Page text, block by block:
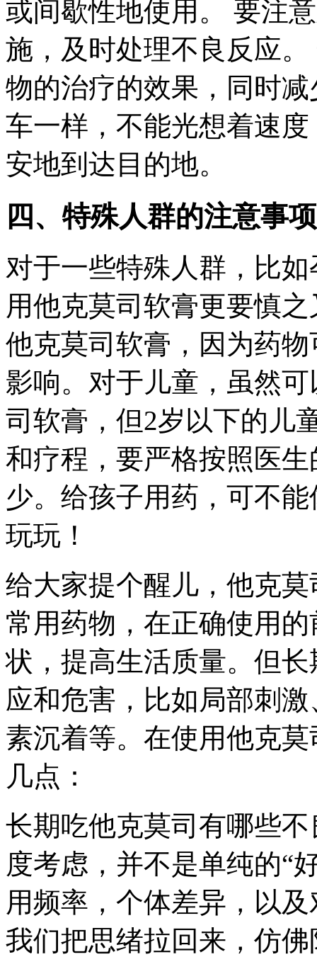
或间歇性地使用。 要注
施，及时处理不良反应
物的治疗的效果，同时
车一样，不能光想着速
安地到达目的地。
四、特殊人群的注意事项
对于一些特殊人群，比
用他克莫司软膏更要慎
他克莫司软膏，因为药
影响。对于儿童，虽然
司软膏，但2岁以下的儿
和疗程，要严格按照医
少。给孩子用药，可不
玩玩！
给大家提个醒儿，他克
常用药物，在正确使用
状，提高生活质量。但
应和危害，比如局部刺
素沉着等。在使用他克
几点：
长期吃他克莫司有哪些
度考虑，并不是单纯的“
用频率，个体差异，以
我们把思绪拉回来，仿